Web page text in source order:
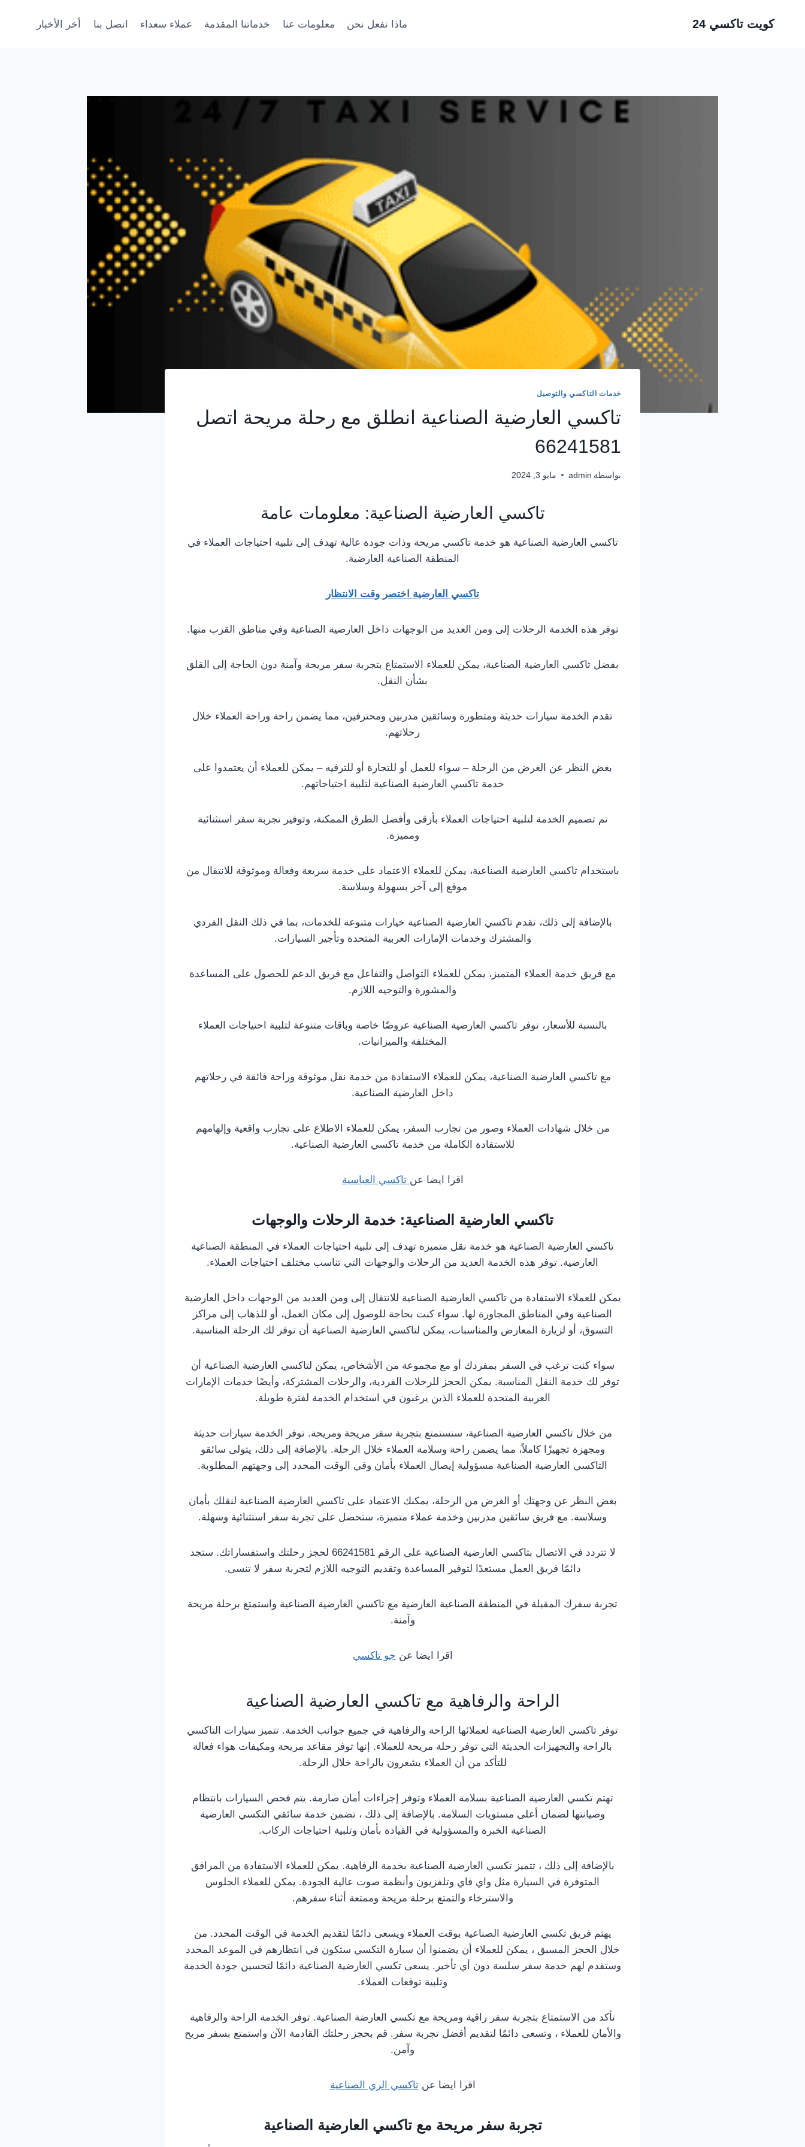
كويت تاكسي 24 ماذا نفعل نحن معلومات عنا خدماتنا المقدمة عملاء سعداء اتصل بنا أخر الأخبار
خدمات التاكسي والتوصيل
تاكسي العارضية الصناعية انطلق مع رحلة مريحة اتصل
66241581
بواسطة admin مايو 3, 2024
تاكسي العارضية الصناعية: معلومات عامة
تاكسي العارضية الصناعية هو خدمة تاكسي مريحة وذات جودة عالية تهدف إلى تلبية احتياجات العملاء في
المنطقة الصناعية العارضية.
تاكسي العارضية اختصر وقت الانتظار
توفر هذه الخدمة الرحلات إلى ومن العديد من الوجهات داخل العارضية الصناعية وفي مناطق القرب منها.
بفضل تاكسي العارضية الصناعية، يمكن للعملاء الاستمتاع بتجربة سفر مريحة وآمنة دون الحاجة إلى القلق
بشأن النقل.
تقدم الخدمة سيارات حديثة ومتطورة وسائقين مدربين ومحترفين، مما يضمن راحة وراحة العملاء خلال
رحلاتهم.
بغض النظر عن الغرض من الرحلة – سواء للعمل أو للتجارة أو للترفيه – يمكن للعملاء أن يعتمدوا على
خدمة تاكسي العارضية الصناعية لتلبية احتياجاتهم.
تم تصميم الخدمة لتلبية احتياجات العملاء بأرقى وأفضل الطرق الممكنة، وتوفير تجربة سفر استثنائية
ومميزة.
باستخدام تاكسي العارضية الصناعية، يمكن للعملاء الاعتماد على خدمة سريعة وفعالة وموثوقة للانتقال من
موقع إلى آخر بسهولة وسلاسة.
بالإضافة إلى ذلك، تقدم تاكسي العارضية الصناعية خيارات متنوعة للخدمات، بما في ذلك النقل الفردي
والمشترك وخدمات الإمارات العربية المتحدة وتأجير السيارات.
مع فريق خدمة العملاء المتميز، يمكن للعملاء التواصل والتفاعل مع فريق الدعم للحصول على المساعدة
والمشورة والتوجيه اللازم.
بالنسبة للأسعار، توفر تاكسي العارضية الصناعية عروضًا خاصة وباقات متنوعة لتلبية احتياجات العملاء
المختلفة والميزانيات.
مع تاكسي العارضية الصناعية، يمكن للعملاء الاستفادة من خدمة نقل موثوقة وراحة فائقة في رحلاتهم
داخل العارضية الصناعية.
من خلال شهادات العملاء وصور من تجارب السفر، يمكن للعملاء الاطلاع على تجارب واقعية وإلهامهم
للاستفادة الكاملة من خدمة تاكسي العارضية الصناعية.
اقرا ايضا عن تاكسي العباسية
تاكسي العارضية الصناعية: خدمة الرحلات والوجهات
تاكسي العارضية الصناعية هو خدمة نقل متميزة تهدف إلى تلبية احتياجات العملاء في المنطقة الصناعية
العارضية. توفر هذه الخدمة العديد من الرحلات والوجهات التي تناسب مختلف احتياجات العملاء.
يمكن للعملاء الاستفادة من تاكسي العارضية الصناعية للانتقال إلى ومن العديد من الوجهات داخل العارضية
الصناعية وفي المناطق المجاورة لها. سواء كنت بحاجة للوصول إلى مكان العمل، أو للذهاب إلى مراكز
التسوق، أو لزيارة المعارض والمناسبات، يمكن لتاكسي العارضية الصناعية أن توفر لك الرحلة المناسبة.
سواء كنت ترغب في السفر بمفردك أو مع مجموعة من الأشخاص، يمكن لتاكسي العارضية الصناعية أن
توفر لك خدمة النقل المناسبة. يمكن الحجز للرحلات الفردية، والرحلات المشتركة، وأيضًا خدمات الإمارات
العربية المتحدة للعملاء الذين يرغبون في استخدام الخدمة لفترة طويلة.
من خلال تاكسي العارضية الصناعية، ستستمتع بتجربة سفر مريحة ومريحة. توفر الخدمة سيارات حديثة
ومجهزة تجهيزًا كاملاً، مما يضمن راحة وسلامة العملاء خلال الرحلة. بالإضافة إلى ذلك، يتولى سائقو
التاكسي العارضية الصناعية مسؤولية إيصال العملاء بأمان وفي الوقت المحدد إلى وجهتهم المطلوبة.
بغض النظر عن وجهتك أو الغرض من الرحلة، يمكنك الاعتماد على تاكسي العارضية الصناعية لنقلك بأمان
وسلاسة. مع فريق سائقين مدربين وخدمة عملاء متميزة، ستحصل على تجربة سفر استثنائية وسهلة.
لا تتردد في الاتصال بتاكسي العارضية الصناعية على الرقم 66241581 لحجز رحلتك واستفساراتك. ستجد
دائمًا فريق العمل مستعدًا لتوفير المساعدة وتقديم التوجيه اللازم لتجربة سفر لا تنسى.
تجربة سفرك المقبلة في المنطقة الصناعية العارضية مع تاكسي العارضية الصناعية واستمتع برحلة مريحة
وآمنة.
اقرا ايضا عن جو تاكسي
الراحة والرفاهية مع تاكسي العارضية الصناعية
توفر تاكسي العارضية الصناعية لعملائها الراحة والرفاهية في جميع جوانب الخدمة. تتميز سيارات التاكسي
بالراحة والتجهيزات الحديثة التي توفر رحلة مريحة للعملاء. إنها توفر مقاعد مريحة ومكيفات هواء فعالة
للتأكد من أن العملاء يشعرون بالراحة خلال الرحلة.
تهتم تكسي العارضية الصناعية بسلامة العملاء وتوفر إجراءات أمان صارمة. يتم فحص السيارات بانتظام
وصيانتها لضمان أعلى مستويات السلامة. بالإضافة إلى ذلك ، تضمن خدمة سائقي التكسي العارضية
الصناعية الخبرة والمسؤولية في القيادة بأمان وتلبية احتياجات الركاب.
بالإضافة إلى ذلك ، تتميز تكسي العارضية الصناعية بخدمة الرفاهية. يمكن للعملاء الاستفادة من المرافق
المتوفرة في السيارة مثل واي فاي وتلفزيون وأنظمة صوت عالية الجودة. يمكن للعملاء الجلوس
والاسترخاء والتمتع برحلة مريحة وممتعة أثناء سفرهم.
يهتم فريق تكسي العارضية الصناعية بوقت العملاء ويسعى دائمًا لتقديم الخدمة في الوقت المحدد. من
خلال الحجز المسبق ، يمكن للعملاء أن يضمنوا أن سيارة التكسي ستكون في انتظارهم في الموعد المحدد
وستقدم لهم خدمة سفر سلسة دون أي تأخير. يسعى تكسي العارضية الصناعية دائمًا لتحسين جودة الخدمة
وتلبية توقعات العملاء.
تأكد من الاستمتاع بتجربة سفر راقية ومريحة مع تكسي العارضة الصناعية. توفر الخدمة الراحة والرفاهية
والأمان للعملاء ، وتسعى دائمًا لتقديم أفضل تجربة سفر. قم بحجز رحلتك القادمة الآن واستمتع بسفر مريح
وآمن.
اقرا ايضا عنتاكسي الري الصناعية
تجربة سفر مريحة مع تاكسي العارضية الصناعية